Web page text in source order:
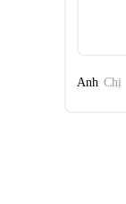
Anh Chị